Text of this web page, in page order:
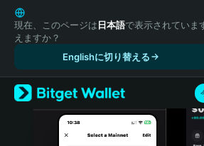
English
日本語
Tiếng Việt
Español (Latinoamérica)
Türkçe
Italiano
現在、このページは日本語で表示されていま
えますか？
Englishに切り替える